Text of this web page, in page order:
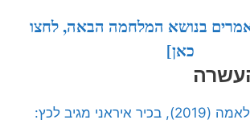
בנושא המלחמה הבאה, לחצו
כאן]
דניאל סלאמה (2019), בכיר איראני מגיב לכץ: